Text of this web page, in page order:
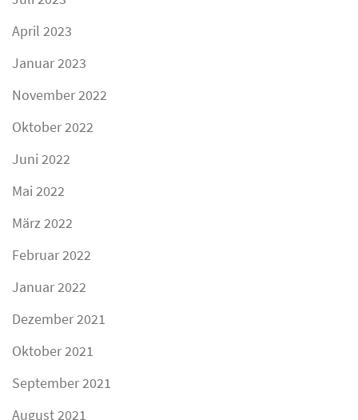
April 2023
Januar 2023
November 2022
Oktober 2022
Juni 2022
Mai 2022
März 2022
Februar 2022
Januar 2022
Dezember 2021
Oktober 2021
September 2021
August 2021